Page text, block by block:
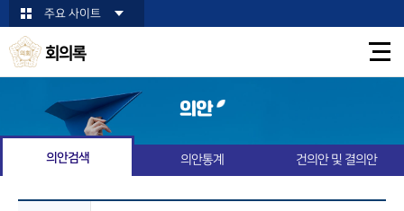
본문바로가기주요 사이트
회의록
의안
의안검색 의안통계 건의안 및 결의안